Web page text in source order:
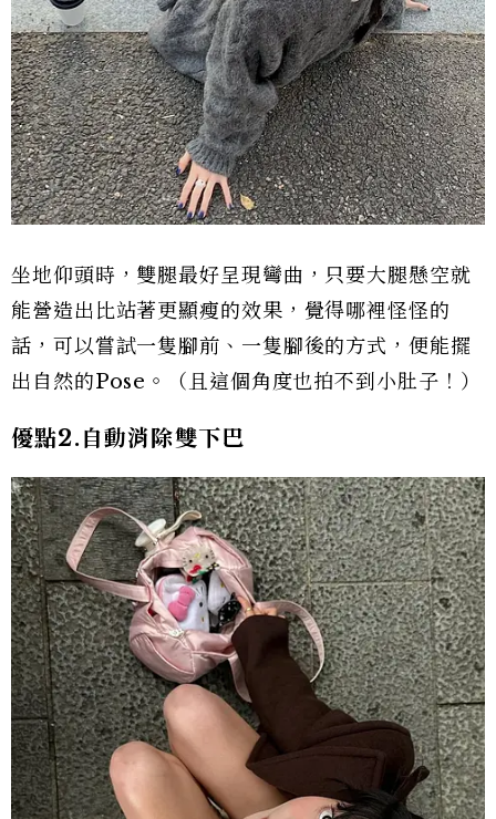
坐地仰頭時，雙腿最好呈現彎曲，只要大腿懸空就
能營造出比站著更顯瘦的效果，覺得哪裡怪怪的
話，可以嘗試一隻腳前、一隻腳後的方式，便能擺
出自然的Pose。（且這個角度也拍不到小肚子！）
優點2.自動消除雙下巴